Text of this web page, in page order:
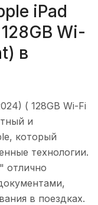
iPad
Wi-
в
( 128GB Wi-Fi
и
который
технологии.
отлично
в поездках.